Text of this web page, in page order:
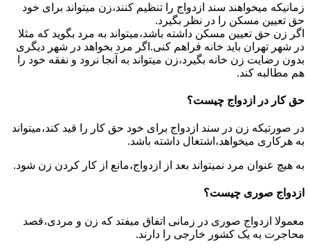
زمانیکه میخواهند سند ازدواج را تنظیم کنند،زن میتواند برای خود
حق تعیین مسکن را در نظر بگیرد.
اگر زن حق تعیین مسکن داشته باشد،میتواند به مرد بگوید که مثلا
در شهر تهران باید خانه فراهم کنی.اگر مرد بخواهد در شهر دیگری
بدون رضایت زن خانه بگیرد،زن میتواند به آنجا نرود و نفقه خود را
هم مطالبه کند.
حق کار در ازدواج چیست؟
در صورتیکه زن در سند ازدواج برای خود حق کار را قید کند،میتواند
به هرکاری میخواهد،اشتغال داشته باشد.
به هیچ عنوان مرد نمیتواند بعد از ازدواج،مانع از کار کردن زن شود.
ازدواج صوری چیست؟
معمولا ازدواج صوری در زمانی اتفاق میفتد که زن و مردی،قصد
محاجرت به یک کشور خارجی را دارند.